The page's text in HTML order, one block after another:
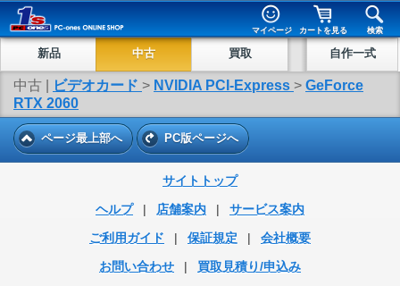
マイページ カートを見る 検索
新品 中古 買取 自作一式
中古 | ビデオカード > NVIDIA PCI-Express > GeForce
RTX 2060
ページ最上部へ PC版ページへ
サイトトップ
ヘルプ
| 店舗案内 |
サービス案内
ご利用ガイド
| 保証規定 |
会社概要
お問い合わせ
|
買取見積り/申込み